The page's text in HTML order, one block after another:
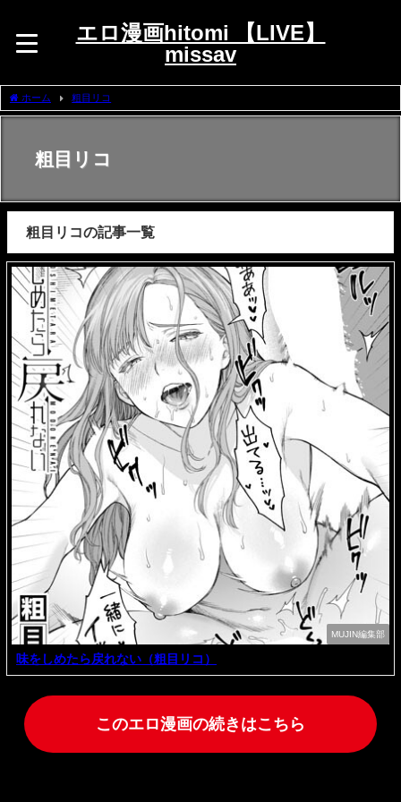
エロ漫画hitomi 【LIVE】
missav
ホーム 粗目リコ
粗目リコ
粗目リコの記事一覧
MUJIN編集部
味をしめたら戻れない（粗目リコ）
このエロ漫画の続きはこちら